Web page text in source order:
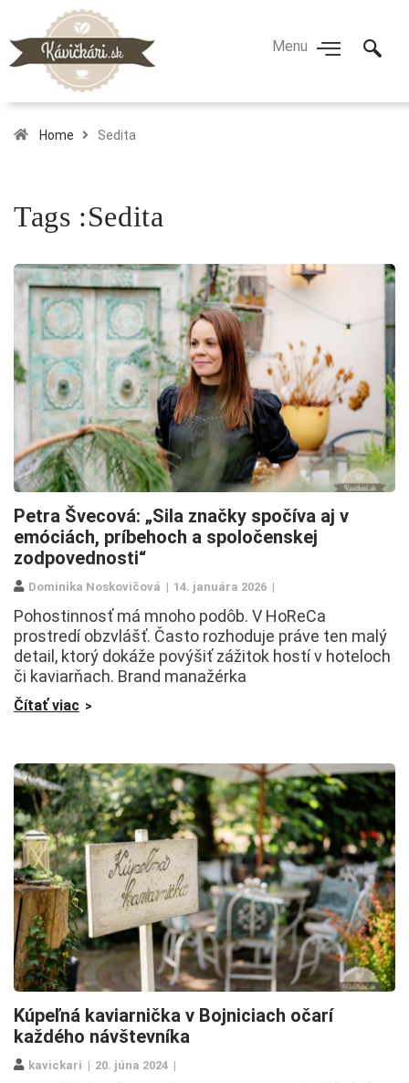
Home Sedita
Tags :Sedita
Petra Švecová: „Sila značky spočíva aj v
emóciách, príbehoch a spoločenskej
zodpovednosti“
Dominika Noskovičová 14. januára 2026
Pohostinnosť má mnoho podôb. V HoReCa
prostredí obzvlášť. Často rozhoduje práve ten malý
detail, ktorý dokáže povýšiť zážitok hostí v hoteloch
či kaviarňach. Brand manažérka
Čítať viac
Kúpeľná kaviarnička v Bojniciach očarí
každého návštevníka
kavickari 20. júna 2024